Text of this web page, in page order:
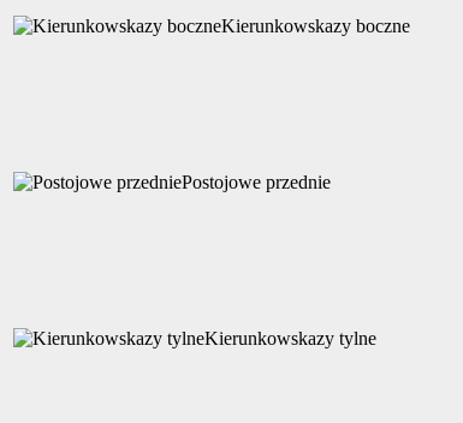
Kierunkowskazy boczne
Postojowe przednie
Kierunkowskazy tylne